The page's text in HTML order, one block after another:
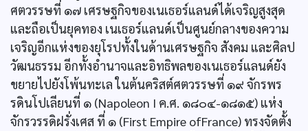
ศตวรรษที่ ๑๗ เศรษฐกิจของเนเธอร์แลนด์ได้เจริญสูงสุด
และถือเป็นยุคทอง เนเธอร์แลนด์เป็นศูนย์กลางของความ
เจริญอีกแห่งของยุโรปทั้งในด้านเศรษฐกิจ สังคม และศิลป
วัฒนธรรม อีกทั้งอำนาจและอิทธิพลของเนเธอร์แลนด์ยัง
ขยายไปยังโพ้นทะเล ในต้นคริสต์ศตวรรษที่ ๑๙ จักรพร
รดินโปเลียนที่ ๑ (Napoleon I ค.ศ. ๑๘๐๔-๑๘๑๕) แห่ง
จักรวรรดิฝรั่งเศส ที่ ๑ (First Empire ofFrance) ทรงจัดตั้ง